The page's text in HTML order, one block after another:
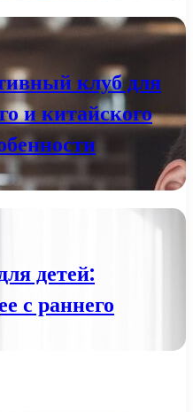
клуб для
и китайского
детей:
с раннего